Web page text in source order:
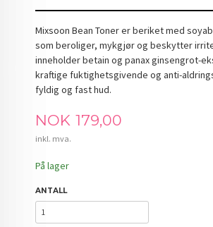
Mixsoon Bean Toner er beriket med
som beroliger, mykgjør og beskytter
inneholder betain og panax ginsengrot-
kraftige fuktighetsgivende og anti-
fyldig og fast hud.
Pris
NOK 179,00
inkl. mva.
På lager
ANTALL